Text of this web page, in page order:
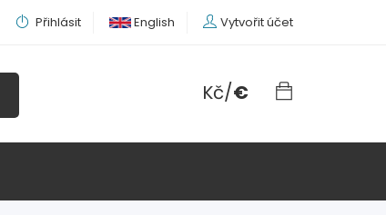
Přihlásit English Vytvořit účet
Kč/€